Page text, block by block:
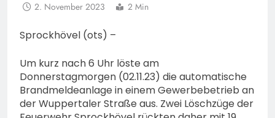
2. November 2023 2 Min
Sprockhövel (ots) –
Um kurz nach 6 Uhr löste am
Donnerstagmorgen (02.11.23) die automatische
Brandmeldeanlage in einem Gewerbebetrieb an
der Wuppertaler Straße aus. Zwei Löschzüge der